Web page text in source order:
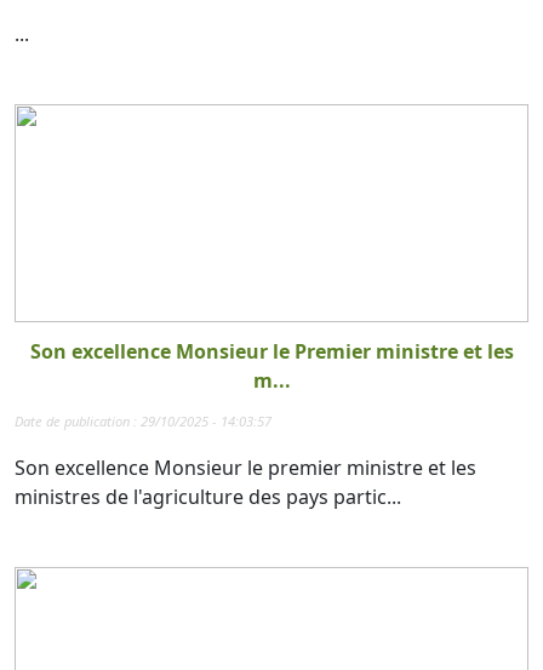
...
Son excellence Monsieur le Premier ministre et les
m...
Date de publication : 29/10/2025 - 14:03:57
Son excellence Monsieur le premier ministre et les
ministres de l'agriculture des pays partic...